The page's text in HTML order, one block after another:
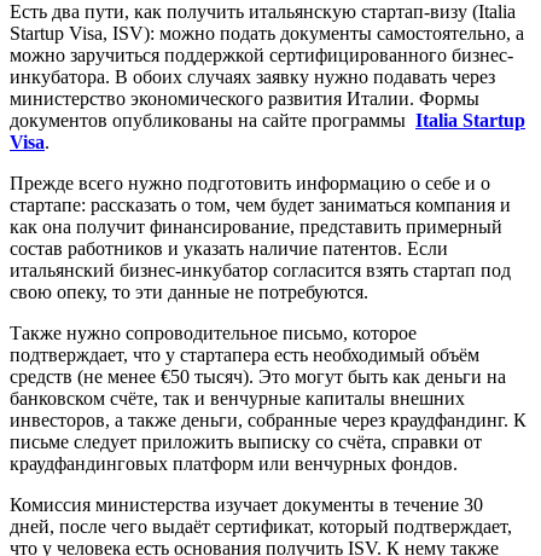
Есть два пути, как получить итальянскую стартап-визу (Italia
Startup Visa, ISV): можно подать документы самостоятельно, а
можно заручиться поддержкой сертифицированного бизнес-
инкубатора. В обоих случаях заявку нужно подавать через
министерство экономического развития Италии. Формы
документов опубликованы на сайте программы Italia Startup
Visa.
Прежде всего нужно подготовить информацию о себе и о
стартапе: рассказать о том, чем будет заниматься компания и
как она получит финансирование, представить примерный
состав работников и указать наличие патентов. Если
итальянский бизнес-инкубатор согласится взять стартап под
свою опеку, то эти данные не потребуются.
Также нужно сопроводительное письмо, которое
подтверждает, что у стартапера есть необходимый объём
средств (не менее €50 тысяч). Это могут быть как деньги на
банковском счёте, так и венчурные капиталы внешних
инвесторов, а также деньги, собранные через краудфандинг. К
письме следует приложить выписку со счёта, справки от
краудфандинговых платформ или венчурных фондов.
Комиссия министерства изучает документы в течение 30
дней, после чего выдаёт сертификат, который подтверждает,
что у человека есть основания получить ISV. К нему также